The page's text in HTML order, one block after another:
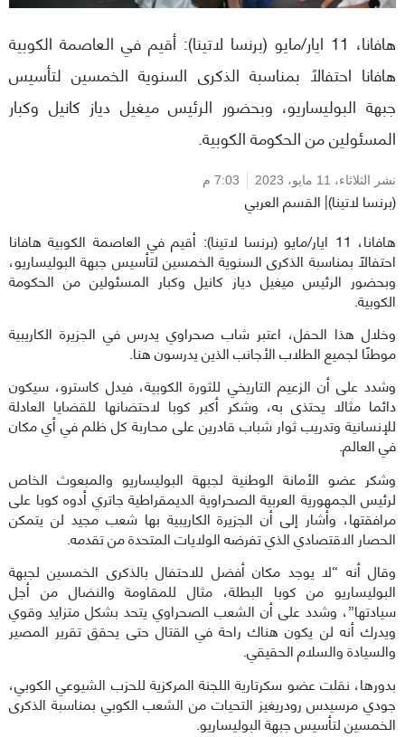
هافانا، 11 ايار/مايو (برنسا لاتينا): أقيم في العاصمة الكوبية
هافانا احتفالاً بمناسبة الذكرى السنوية الخمسين لتأسيس
جبهة البوليساريو، وبحضور الرئيس ميغيل دياز كانيل وكبار
المسئولين من الحكومة الكوبية.
نشر الثلاثاء، 11 مايو، 2023 7:03 م
(برنسا لاتينا)| القسم العربي
هافانا، 11 ايار/مايو (برنسا لاتينا): أقيم في العاصمة الكوبية هافانا
احتفالاً بمناسبة الذكرى السنوية الخمسين لتأسيس جبهة البوليساريو،
وبحضور الرئيس ميغيل دياز كانيل وكبار المسئولين من الحكومة
الكوبية.
وخلال هذا الحفل، اعتبر شاب صحراوي يدرس في الجزيرة الكاريبية
موطنًا لجميع الطلاب الأجانب الذين يدرسون هنا.
وشدد على أن الزعيم التاريخي للثورة الكوبية، فيدل كاسترو، سيكون
دائما مثالا يحتذى به، وشكر أكبر كوبا لاحتضانها للقضايا العادلة
للإنسانية وتدريب ثوار شباب قادرين على محاربة كل ظلم في أي مكان
في العالم.
وشكر عضو الأمانة الوطنية لجبهة البوليساريو والمبعوث الخاص
لرئيس الجمهورية العربية الصحراوية الديمقراطية جاتري أدوه كوبا على
مرافقتها، وأشار إلى أن الجزيرة الكاريبية بها شعب مجيد لن يتمكن
الحصار الاقتصادي الذي تفرضه الولايات المتحدة من تقدمه.
وقال أنه “لا يوجد مكان أفضل للاحتفال بالذكرى الخمسين لجبهة
البوليساريو من كوبا البطلة، مثال للمقاومة والنضال من أجل
سيادتها”، وشدد على أن الشعب الصحراوي يتحد بشكل متزايد وقوي
ويدرك أنه لن يكون هناك راحة في القتال حتى يحقق تقرير المصير
والسيادة والسلام الحقيقي.
بدورها، نقلت عضو سكرتارية اللجنة المركزية للحزب الشيوعي الكوبي،
جودي مرسيدس رودريغيز التحيات من الشعب الكوبي بمناسبة الذكرى
الخمسين لتأسيس جبهة البوليساريو.